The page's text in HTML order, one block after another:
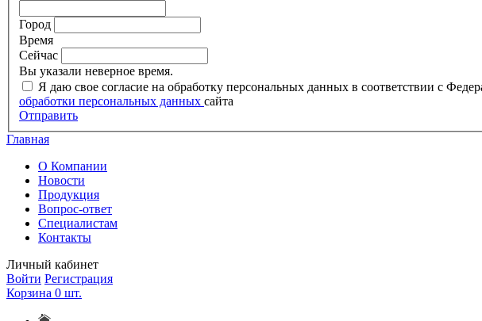
Город
Время
Сейчас
Вы указали неверное время.
Я даю свое согласие на обработку персональных данных в соответствии с
обработки персональных данных сайта
Отправить
Главная
О Компании
Новости
Продукция
Вопрос-ответ
Специалистам
Контакты
Личный кабинет
Войти Регистрация
Корзина 0 шт.